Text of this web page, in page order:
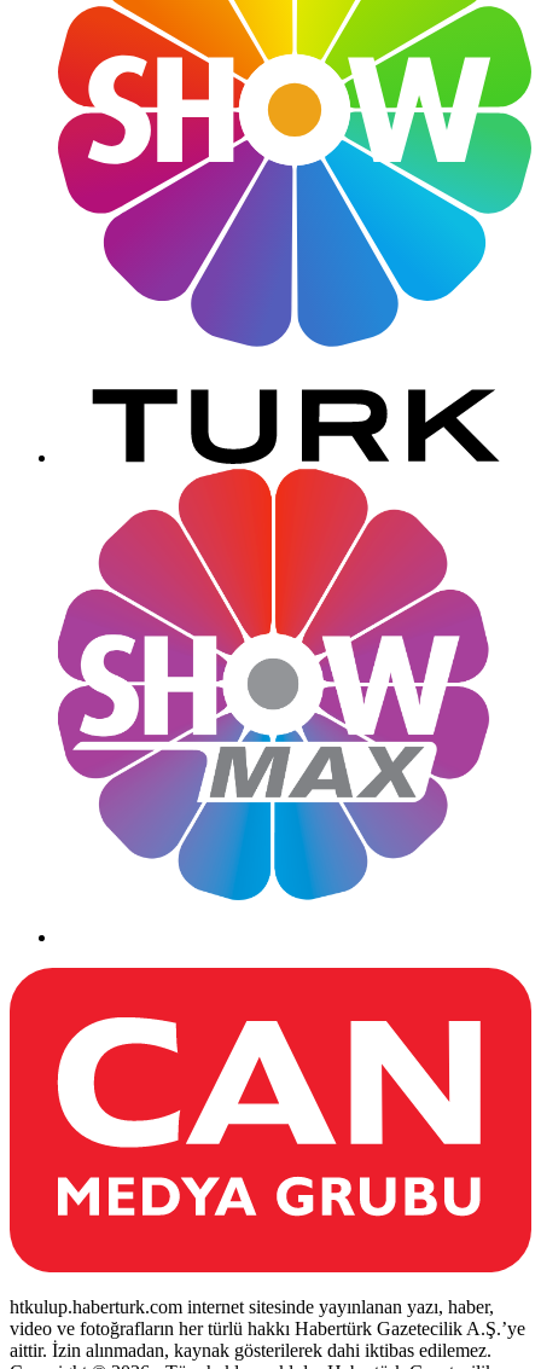
htkulup.haberturk.com internet sitesinde yayınlanan yazı, haber,
video ve fotoğrafların her türlü hakkı Habertürk Gazetecilik A.Ş.’ye
aittir. İzin alınmadan, kaynak gösterilerek dahi iktibas edilemez.